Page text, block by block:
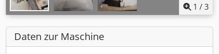
1 /3
Daten zur Maschine